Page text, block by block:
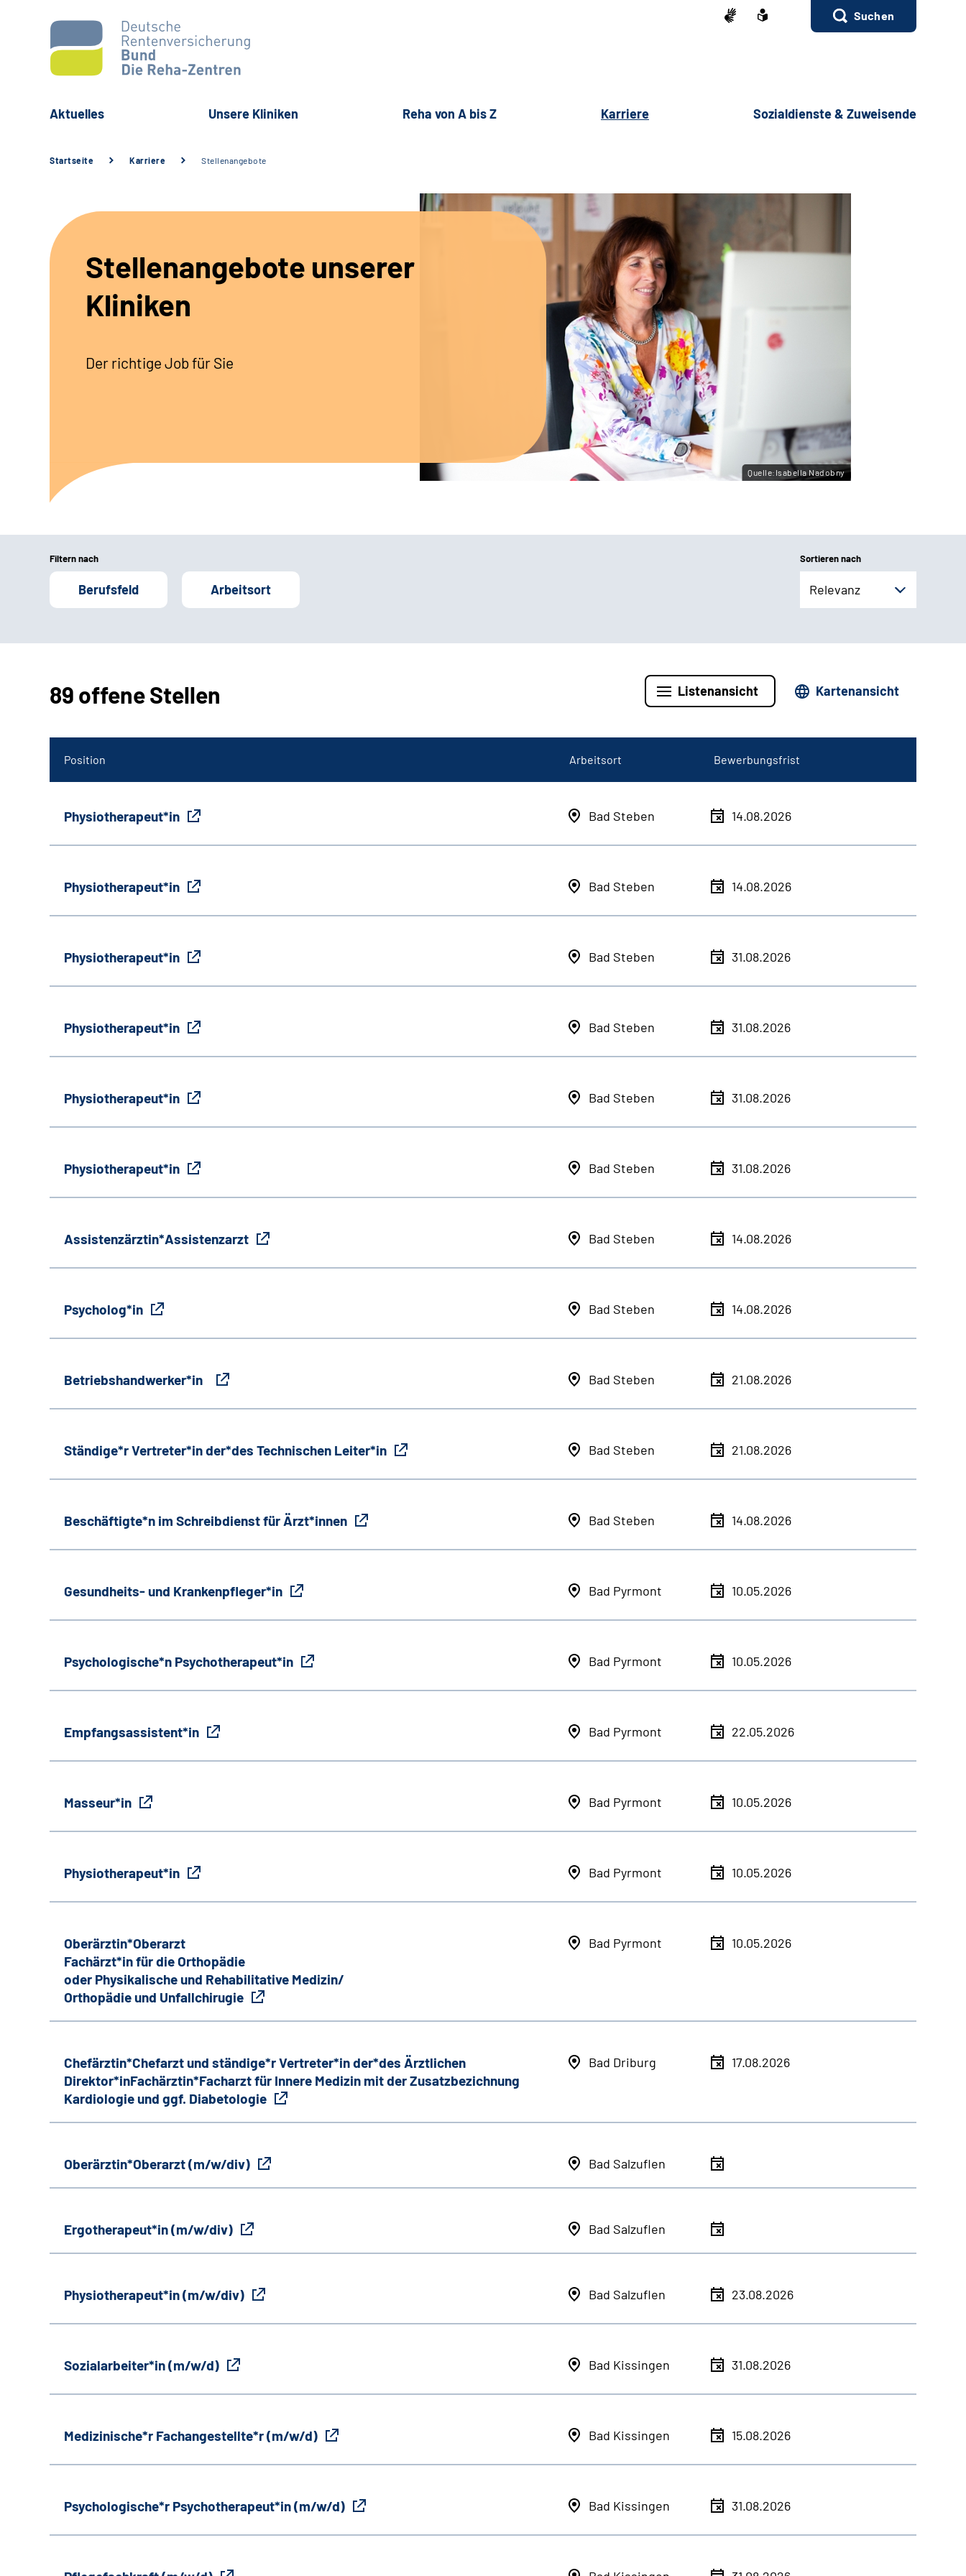
Suchen
Aktuelles Unsere Kliniken Reha von A bis Z Karriere Sozialdienste & Zuweisende
Startseite Karriere Stellenangebote
Stellenangebote unserer
Kliniken
Der richtige Job für Sie
Quelle:Isabella Nadobny
Filtern nach
Berufsfeld Arbeitsort
Sortieren nach
Relevanz
89 offene Stellen Listenansicht Kartenansicht
Position Arbeitsort Bewerbungsfrist
Physiotherapeut*in Bad Steben 14.08.2026
Physiotherapeut*in Bad Steben 14.08.2026
Physiotherapeut*in Bad Steben 31.08.2026
Physiotherapeut*in Bad Steben 31.08.2026
Physiotherapeut*in Bad Steben 31.08.2026
Physiotherapeut*in Bad Steben 31.08.2026
Assistenzärztin*Assistenzarzt Bad Steben 14.08.2026
Psycholog*in Bad Steben 14.08.2026
Betriebshandwerker*in Bad Steben 21.08.2026
Ständige*r Vertreter*in der*des Technischen Leiter*in Bad Steben 21.08.2026
Beschäftigte*n im Schreibdienst für Ärzt*innen Bad Steben 14.08.2026
Gesundheits- und Krankenpfleger*in Bad Pyrmont 10.05.2026
Psychologische*n Psychotherapeut*in Bad Pyrmont 10.05.2026
Empfangsassistent*in Bad Pyrmont 22.05.2026
Masseur*in Bad Pyrmont 10.05.2026
Physiotherapeut*in Bad Pyrmont 10.05.2026
Oberärztin*Oberarzt
Fachärzt*in für die Orthopädie
oder Physikalische und Rehabilitative Medizin/
Orthopädie und Unfallchirugie
Bad Pyrmont 10.05.2026
Chefärztin*Chefarzt und ständige*r Vertreter*in der*des Ärztlichen
Direktor*inFachärztin*Facharzt für Innere Medizin mit der Zusatzbezichnung
Kardiologie und ggf. Diabetologie
Bad Driburg 17.08.2026
Oberärztin*Oberarzt (m/w/div) Bad Salzuflen
Ergotherapeut*in (m/w/div) Bad Salzuflen
Physiotherapeut*in (m/w/div) Bad Salzuflen 23.08.2026
Sozialarbeiter*in (m/w/d) Bad Kissingen 31.08.2026
Medizinische*r Fachangestellte*r (m/w/d) Bad Kissingen 15.08.2026
Psychologische*r Psychotherapeut*in (m/w/d) Bad Kissingen 31.08.2026